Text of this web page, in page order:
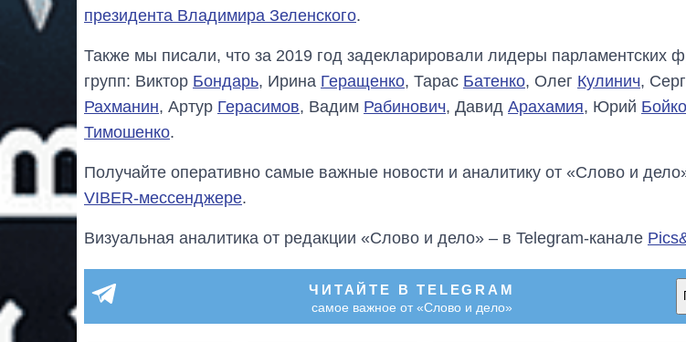
президента Владимира Зеленского.
Также мы писали, что за 2019 год задекларировали лидеры парламентских
групп: Виктор Бондарь, Ирина Геращенко, Тарас Батенко, Олег Кулинич,
Рахманин, Артур Герасимов, Вадим Рабинович, Давид Арахамия, Юрий Бойко
Тимошенко.
Получайте оперативно самые важные новости и аналитику от «Слово и
VIBER-мессенджере.
Визуальная аналитика от редакции «Слово и дело» – в Telegram-канале
ЧИТАЙТЕ В TELEGRAM
самое важное от «Слово и дело»